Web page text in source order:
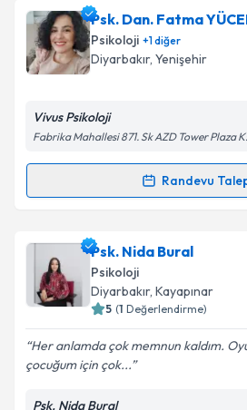
Uzm. Psk. Abdurrahman
takvimi talebi oluşturun. Size bu
almanız için bir takvim
bilgilendireceğiz.
Kişisel verilerimin
kapsamda işlenmesini kabul
Takvim Talebini
Psk. Dan. Fatma
Psikoloji +1diğer
Diyarbakır, Yenişehir
Vivus Psikoloji
Fabrika Mahallesi 871. Sk AZD Tower Plaza
Randevu
Randevu Takvimi Talebi
Psk. Dan. Fatma YÜCEL
takvimi talebi oluşturun. Size bu
almanız için bir takvim
bilgilendireceğiz.
E-posta Adresiniz
Psk. Nida Bural
Psikoloji
Diyarbakır, Kayapınar
5 (1 Değerlendirme)
Her anlamda çok memnun kaldım.
çocuğum için çok...
Psk. Nida Bural